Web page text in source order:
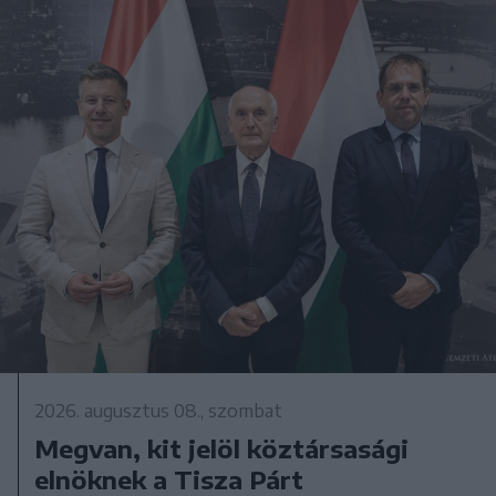
2026. augusztus 08., szombat
Megvan, kit jelöl köztársasági
elnöknek a Tisza Párt